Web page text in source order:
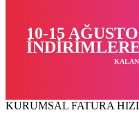
10-15
KALAN
KURUMSAL FATURA